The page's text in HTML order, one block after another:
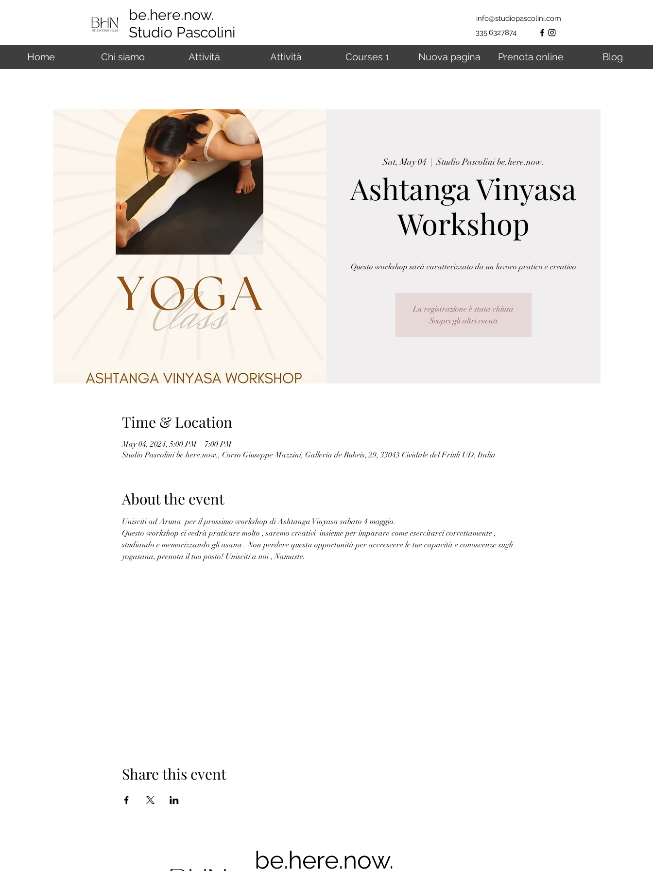
be.here.now.
Studio Pascolini
info@studiopascolini.com
335.6327874
Home Chi siamo Attività Attività Courses 1 Nuova pagina Prenota online Blog
Sat, May 04
  |
Studio Pascolini be.here.now.
Ashtanga Vinyasa
Workshop
Questo workshop sarà caratterizzato da un lavoro pratico e creativo
La registrazione è stata chiusa
Scopri gli altri eventi
Time & Location
May 04, 2024, 5:00 PM – 7:00 PM
Studio Pascolini be.here.now., Corso Giuseppe Mazzini, Galleria de Rubeis, 29, 33043 Cividale del Friuli UD, Italia
About the event
Unisciti ad Aruna  per il prossimo workshop di Ashtanga Vinyasa sabato 4 maggio.
Questo workshop ci vedrà praticare molto , saremo creativi  insieme per imparare come esercitarci correttamente ,
studiando e memorizzando gli asana . Non perdere questa opportunità per accrescere le tue capacità e conoscenze sugli
yogasana, prenota il tuo posto! Unisciti a noi , Namaste.
Share this event
be.here.now.